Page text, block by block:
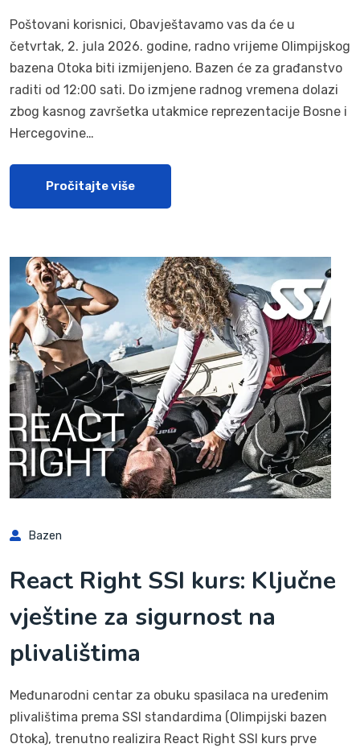
Poštovani korisnici, Obavještavamo vas da će u
četvrtak, 2. jula 2026. godine, radno vrijeme Olimpijskog
bazena Otoka biti izmijenjeno. Bazen će za građanstvo
raditi od 12:00 sati. Do izmjene radnog vremena dolazi
zbog kasnog završetka utakmice reprezentacije Bosne i
Hercegovine…
Pročitajte više
Bazen
React Right SSI kurs: Ključne
vještine za sigurnost na
plivalištima
Međunarodni centar za obuku spasilaca na uređenim
plivalištima prema SSI standardima (Olimpijski bazen
Otoka), trenutno realizira React Right SSI kurs prve